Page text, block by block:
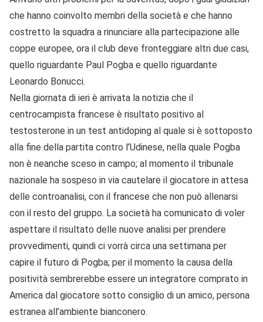
che hanno coinvolto membri della società e che hanno
costretto la squadra a rinunciare alla partecipazione alle
coppe europee, ora il club deve fronteggiare altri due casi,
quello riguardante Paul Pogba e quello riguardante
Leonardo Bonucci.
Nella giornata di ieri è arrivata la notizia che il
centrocampista francese è risultato positivo al
testosterone in un test antidoping al quale si è sottoposto
alla fine della partita contro l’Udinese, nella quale Pogba
non è neanche sceso in campo; al momento il tribunale
nazionale ha sospeso in via cautelare il giocatore in attesa
delle controanalisi, con il francese che non può allenarsi
con il resto del gruppo. La società ha comunicato di voler
aspettare il risultato delle nuove analisi per prendere
provvedimenti, quindi ci vorrà circa una settimana per
capire il futuro di Pogba; per il momento la causa della
positività sembrerebbe essere un integratore comprato in
America dal giocatore sotto consiglio di un amico, persona
estranea all’ambiente bianconero.